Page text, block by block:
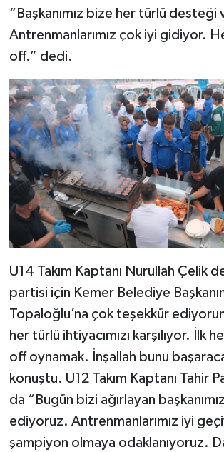
“Başkanımız bize her türlü desteği
Antrenmanlarımız çok iyi gidiyor.
off.” dedi.
U14 Takım Kaptanı Nurullah Çelik
partisi için Kemer Belediye
Topaloğlu’na çok teşekkür
her türlü ihtiyacımızı karşılıyor. İlk
off oynamak. İnşallah bunu
konuştu. U12 Takım Kaptanı Tahir
da “Bugün bizi ağırlayan
ediyoruz. Antrenmanlarımız iyi
şampiyon olmaya odaklanıyoruz.